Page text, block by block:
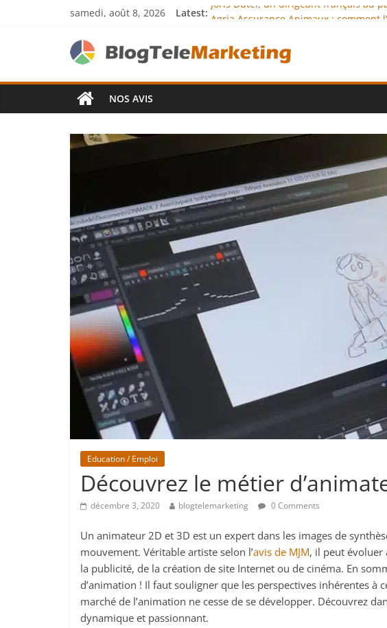
samedi, août 8, 2026 Latest: Joris Dutel, un dirigeant français au
JCA Academy : l’excellence au
Denis Bouclon : la diplomatie
NOS AVIS
Education / Emploi
Découvrez le métier
décembre 3, 2020 blogtelemarketing 0 Comments
Un animateur 2D et 3D est un expert dans les images de
mouvement. Véritable artiste selon l’avis de MJM, il peut évoluer
la publicité, de la création de site Internet ou de cinéma. En
d’animation ! Il faut souligner que les perspectives inhérentes à
marché de l’animation ne cesse de se développer. Découvrez
dynamique et passionnant.